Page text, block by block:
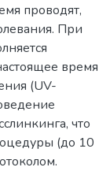
проводят,
При
время
(UV-
что
(до 10